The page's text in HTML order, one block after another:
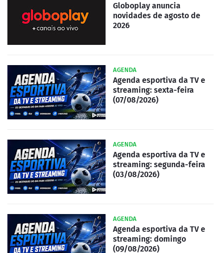
Globoplay anuncia
novidades de agosto de
2026
AGENDA
Agenda esportiva da TV e
streaming: sexta-feira
(07/08/2026)
AGENDA
Agenda esportiva da TV e
streaming: segunda-feira
(03/08/2026)
AGENDA
Agenda esportiva da TV e
streaming: domingo
(09/08/2026)